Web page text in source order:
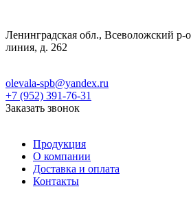
Ленинградская обл., Всеволожский р-
линия, д. 262
olevala-spb@yandex.ru
+7 (952) 391-76-31
Заказать звонок
Продукция
О компании
Доставка и оплата
Контакты